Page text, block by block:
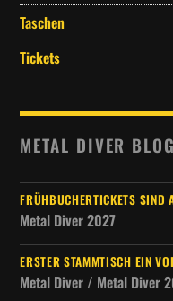
Taschen
Tickets
METAL DIVER BLOG
FRÜHBUCHERTICKETS SIND
Metal Diver 2027
ERSTER STAMMTISCH EIN
Metal Diver / Metal Diver